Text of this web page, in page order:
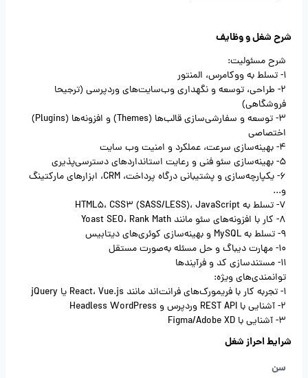
شرح شغل و وظایف
شرح مسئولیت:
1- تسلط به ووکامرس، المنتور
2- طراحی، توسعه و نگهداری وب‌سایت‌های وردپرسی (ترجیحا
فروشگاهی)
3- توسعه و سفارشی‌سازی قالب‌ها (Themes) و افزونه‌ها (Plugins)
اختصاصی
4- بهینه‌سازی سرعت، عملکرد و امنیت وب سایت
5- بهینه‌سازی سئو فنی و رعایت استانداردهای دسترسی‌پذیری
6- یکپارچه‌سازی و پشتیبانی درگاه پرداخت، CRM، ابزارهای مارکتینگ
و...
7- تسلط به HTML5، CSS3 (SASS/LESS)، JavaScript
8- کار با افزونه‌های سئو مانند Yoast SEO، Rank Math
9- تسلط به MySQL و بهینه‌سازی کوئری‌های دیتابیس
10- مهارت دیباگ و حل مسئله به‌صورت مستقل
11- مستندسازی کد و فرآیندها
توانمندی‌های ویژه:
1- تجربه کار با فریمورک‌های فرانت‌اند مانند React، Vue.js یا jQuery
2- آشنایی با REST API وردپرس و Headless WordPress
3- آشنایی با Figma/Adobe XD
شرایط احراز شغل
سن